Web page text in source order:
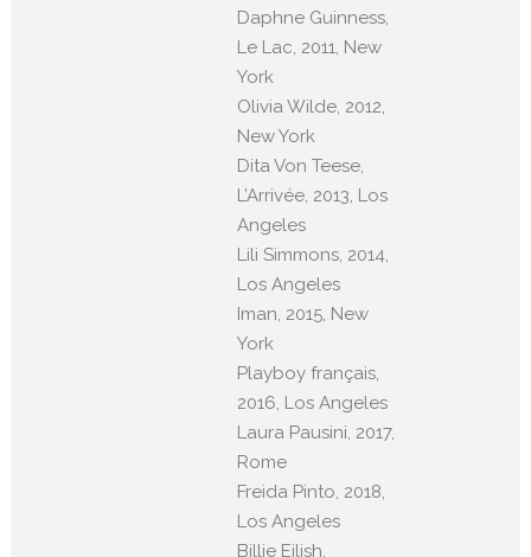
Daphne Guinness,
Le Lac, 2011, New
York
Olivia Wilde, 2012,
New York
Dita Von Teese,
L’Arrivée, 2013, Los
Angeles
Lili Simmons, 2014,
Los Angeles
Iman, 2015, New
York
Playboy français,
2016, Los Angeles
Laura Pausini, 2017,
Rome
Freida Pinto, 2018,
Los Angeles
Billie Eilish,